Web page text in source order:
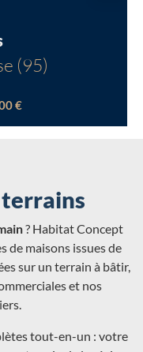
(95)
€
terrains
? Habitat Concept
de maisons issues de
sur un terrain à bâtir,
et nos
tout-en-un : votre